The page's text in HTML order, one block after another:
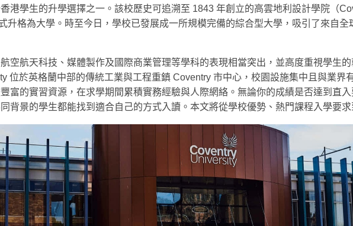
港學生的升學選擇之一。該校歷史可追溯至 1843 年創立的高雲地利設計學院（
升格為大學。時至今日，學校已發展成一所規模完備的綜合型大學，吸引了來自
空航天科技、媒體製作及國際商業管理等學科的表現相當突出，並高度重視學生
位於英格蘭中部的傳統工業與工程重鎮 Coventry 市中心，校園設施集中且與業界
富的實習資源，在求學期間累積實務經驗與人際網絡。無論你的成績是否達到直
背景的學生都能找到適合自己的方式入讀。本文將從學校優勢、熱門課程入學要